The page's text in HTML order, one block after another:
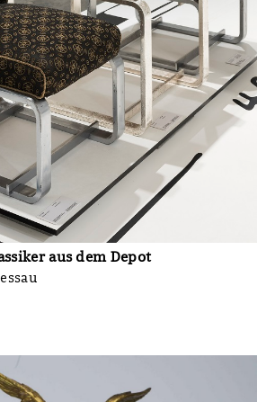
aus dem Depot